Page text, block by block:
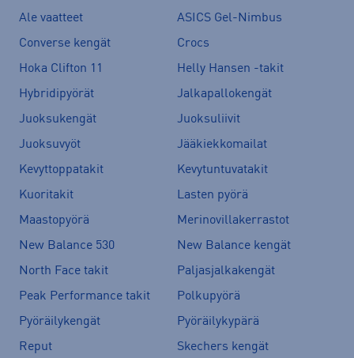
Ale vaatteet
ASICS Gel-Nimbus
Converse kengät
Crocs
Hoka Clifton 11
Helly Hansen -takit
Hybridipyörät
Jalkapallokengät
Juoksukengät
Juoksuliivit
Juoksuvyöt
Jääkiekkomailat
Kevyttoppatakit
Kevytuntuvatakit
Kuoritakit
Lasten pyörä
Maastopyörä
Merinovillakerrastot
New Balance 530
New Balance kengät
North Face takit
Paljasjalkakengät
Peak Performance takit
Polkupyörä
Pyöräilykengät
Pyöräilykypärä
Reput
Skechers kengät